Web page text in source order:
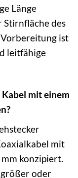
Länge
Stirnfläche des
Vorbereitung ist
leitfähige
mit einem
mit
konzipiert.
oder